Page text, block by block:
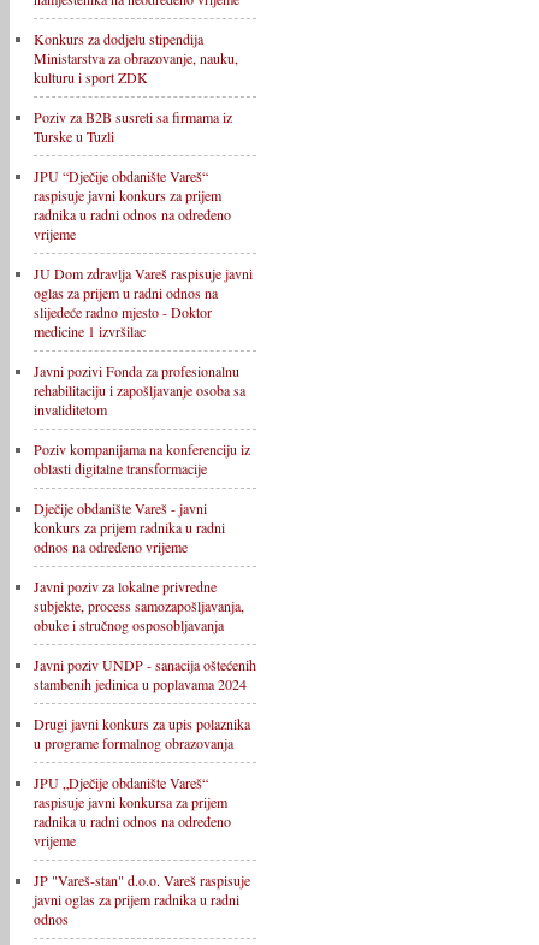
Konkurs za dodjelu stipendija
Ministarstva za obrazovanje, nauku,
kulturu i sport ZDK
Poziv za B2B susreti sa firmama iz
Turske u Tuzli
JPU “Dječije obdanište Vareš“
raspisuje javni konkurs za prijem
radnika u radni odnos na određeno
vrijeme
JU Dom zdravlja Vareš raspisuje javni
oglas za prijem u radni odnos na
slijedeće radno mjesto - Doktor
medicine 1 izvršilac
Javni pozivi Fonda za profesionalnu
rehabilitaciju i zapošljavanje osoba sa
invaliditetom
Poziv kompanijama na konferenciju iz
oblasti digitalne transformacije
Dječije obdanište Vareš - javni
konkurs za prijem radnika u radni
odnos na određeno vrijeme
Javni poziv za lokalne privredne
subjekte, process samozapošljavanja,
obuke i stručnog osposobljavanja
Javni poziv UNDP - sanacija oštećenih
stambenih jedinica u poplavama 2024
Drugi javni konkurs za upis polaznika
u programe formalnog obrazovanja
JPU „Dječije obdanište Vareš“
raspisuje javni konkursa za prijem
radnika u radni odnos na određeno
vrijeme
JP "Vareš-stan" d.o.o. Vareš raspisuje
javni oglas za prijem radnika u radni
odnos